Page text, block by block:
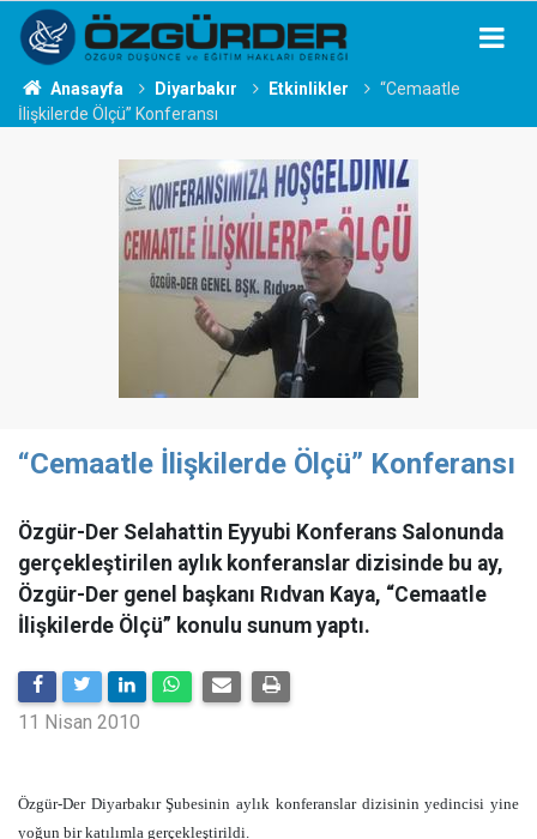
Anasayfa Diyarbakır Etkinlikler
“Cemaatle
İlişkilerde Ölçü” Konferansı
“Cemaatle İlişkilerde Ölçü” Konferansı
Özgür-Der Selahattin Eyyubi Konferans Salonunda
gerçekleştirilen aylık konferanslar dizisinde bu ay,
Özgür-Der genel başkanı Rıdvan Kaya, “Cemaatle
İlişkilerde Ölçü” konulu sunum yaptı.
11 Nisan 2010
Özgür-Der Diyarbakır Şubesinin aylık konferanslar dizisinin yedincisi yine
yoğun bir katılımla gerçekleştirildi.